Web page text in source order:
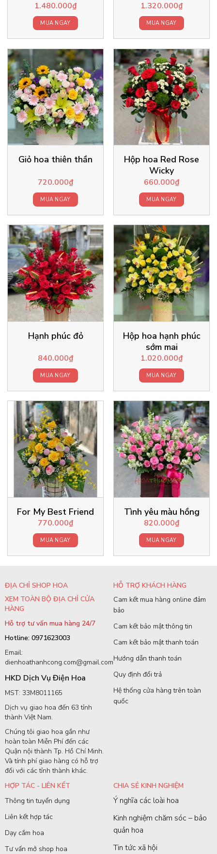
1.480.000₫
MUA NGAY
1.320.000₫
MUA NGAY
Giỏ hoa thiên thần
720.000₫
MUA NGAY
Hộp hoa Red Rose
Wicky
660.000₫
MUA NGAY
Hạnh phúc đỏ
840.000₫
MUA NGAY
Hộp hoa hạnh phúc
sớm mai
1.020.000₫
MUA NGAY
For My Best Friend
770.000₫
MUA NGAY
Tình yêu màu hồng
820.000₫
MUA NGAY
ĐỊA CHỈ SHOP HOA
XEM TOÀN BỘ ĐỊA CHỈ CỬA
HÀNG
Hỗ trợ tư vấn mua hàng 24/7
Hotline: 0971623003
Email:
dienhoathanhcong.com@gmail.com
HKD Dịch Vụ Điện Hoa
MST: 33M8011165
Dịch vụ giao hoa đến 63 tỉnh
thành Việt Nam.
Chúng tôi giao hoa gần như
hoàn toàn Miễn Phí đến các
Quận nội thành Tp. Hồ Chí Minh.
Và tính phí giao hàng có hỗ trợ
đối với các tỉnh thành khác.
HỖ TRỢ KHÁCH HÀNG
Cam kết mua hàng online đảm
bảo
Cam kết bảo mật thông tin
Cam kết bảo mật thanh toán
Hướng dẫn thanh toán
Quy định đổi trả
Hệ thống cửa hàng trên toàn
quốc
HỢP TÁC - LIÊN KẾT
Thông tin tuyển dụng
Liên kết hợp tác
Dạy cắm hoa
Tư vấn mở shop hoa
CHIA SẺ KINH NGHIỆM
Ý nghĩa các loài hoa
Kinh nghiệm chăm sóc – bảo
quản hoa
Tin tức xã hội